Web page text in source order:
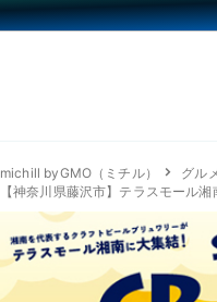
michill byGMO（ミチル）
グル
【神奈川県藤沢市】テラスモール